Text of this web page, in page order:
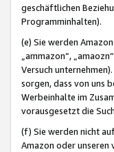
geschäftlichen
Programminhalten).
(e) Sie werden
„ammazon“,
Versuch
sorgen, dass von uns
Werbeinhalte im
vorausgesetzt die
(f) Sie werden nicht
Amazon oder unseren